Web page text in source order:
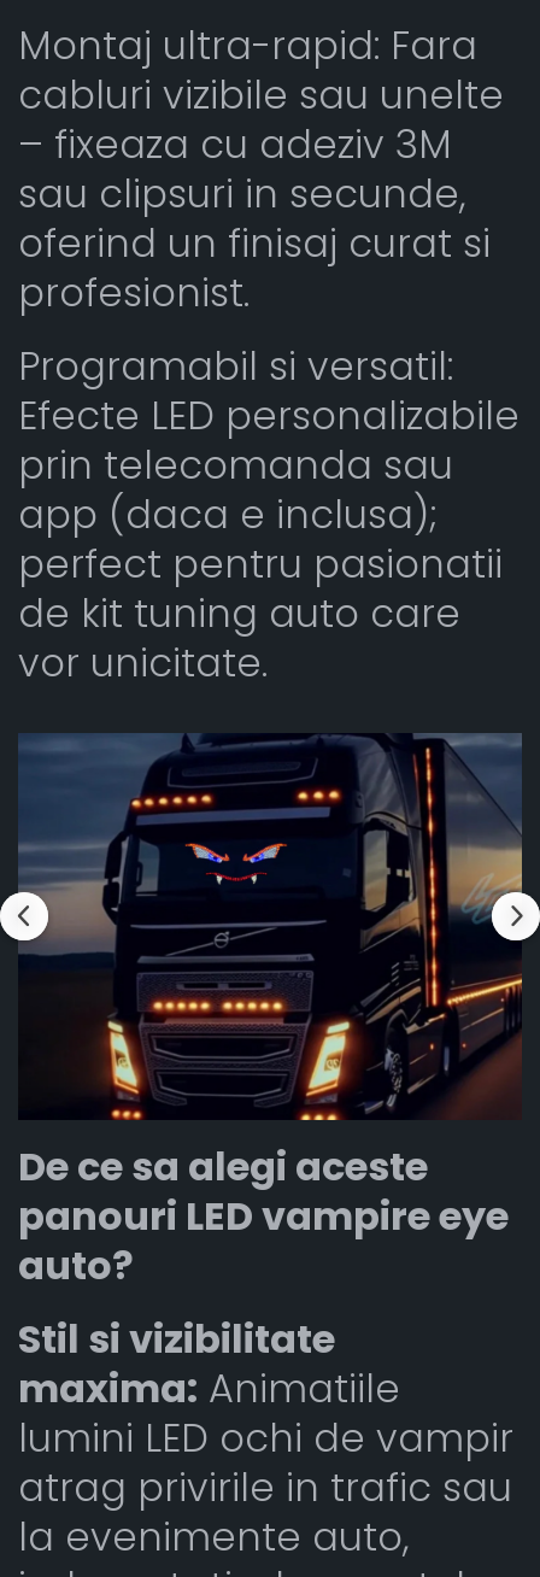
Montaj ultra-rapid: Fara
cabluri vizibile sau unelte
– fixeaza cu adeziv 3M
sau clipsuri in secunde,
oferind un finisaj curat si
profesionist.
Programabil si versatil:
Efecte LED personalizabile
prin telecomanda sau
app (daca e inclusa);
perfect pentru pasionatii
de kit tuning auto care
vor unicitate.
De ce sa alegi aceste
panouri LED vampire eye
auto?
Stil si vizibilitate
maxima: Animatiile
lumini LED ochi de vampir
atrag privirile in trafic sau
la evenimente auto,